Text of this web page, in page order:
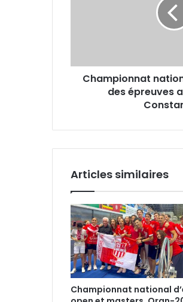
aujourd’hui
Constantine
Championnat
des épreuves
Articles similaires
Championnat national